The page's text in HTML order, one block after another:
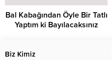
Bal Kabağından Öyle Bir Tatlı
Yaptım ki Bayılacaksınız
Biz Kimiz